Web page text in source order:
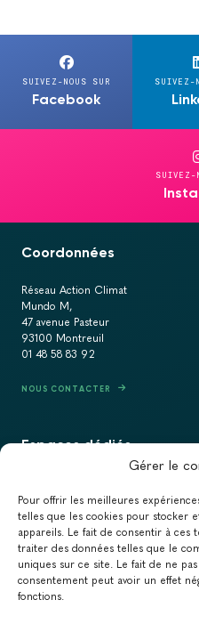
Gérer le
Pour offrir les meilleures
telles que les cookies pour stocker
appareils. Le fait de consentir à ces
traiter des données telles que le
uniques sur ce site. Le fait de ne
consentement peut avoir un effet
fonctions.
SUIVEZ-NOUS SUR
Facebook
SUIVEZ-
SUIVEZ-
Coordonnées
Réseau Action Climat
Mundo M,
47 avenue Pasteur
93100 Montreuil
01 48 58 83 92
NOUS CONTACTER
Espaces dédiés
RECRUTEMENT
ACTUALITÉS
NEWSLETTER